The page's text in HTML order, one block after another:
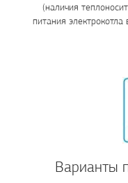
(наличия
питания электрокотла
Варианты